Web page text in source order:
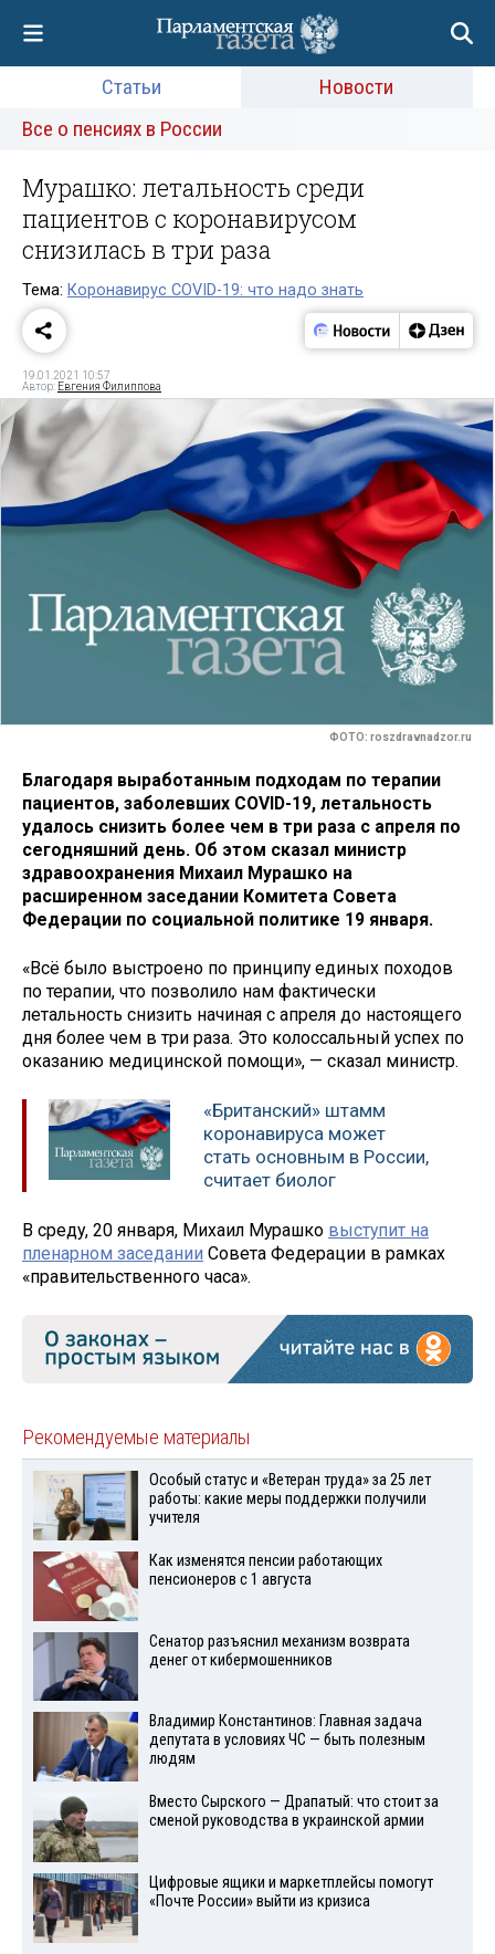
Статьи
Новости
Все о пенсиях в России
Мурашко: летальность среди
пациентов с коронавирусом
снизилась в три раза
Тема: Коронавирус COVID-19: что надо знать
19.01.2021 10:57
Автор: Евгения Филиппова
ФОТО: roszdravnadzor.ru
Благодаря выработанным подходам по терапии
пациентов, заболевших COVID-19, летальность
удалось снизить более чем в три раза с апреля по
сегодняшний день. Об этом сказал министр
здравоохранения Михаил Мурашко на
расширенном заседании Комитета Совета
Федерации по социальной политике 19 января.
«Всё было выстроено по принципу единых походов
по терапии, что позволило нам фактически
летальность снизить начиная с апреля до настоящего
дня более чем в три раза. Это колоссальный успех по
оказанию медицинской помощи», — сказал министр.
«Британский» штамм
коронавируса может
стать основным в России,
считает биолог
В среду, 20 января, Михаил Мурашко выступит на
пленарном заседании Совета Федерации в рамках
«правительственного часа».
Рекомендуемые материалы
Особый статус и «Ветеран труда» за 25 лет
работы: какие меры поддержки получили
учителя
Как изменятся пенсии работающих
пенсионеров с 1 августа
Сенатор разъяснил механизм возврата
денег от кибермошенников
Владимир Константинов: Главная задача
депутата в условиях ЧС — быть полезным
людям
Вместо Сырского — Драпатый: что стоит за
сменой руководства в украинской армии
Цифровые ящики и маркетплейсы помогут
«Почте России» выйти из кризиса